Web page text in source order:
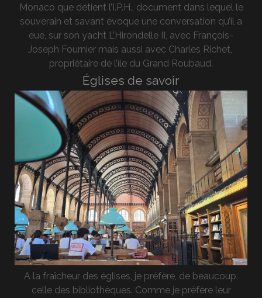
Monaco que détient l’I.P.H., document dans lequel le
souverain et savant évoque une conversation qu’il a
eue, sur son yacht L’Hirondelle II, avec François-
Joseph Fournier mais aussi avec Charles Richet,
propriétaire de l’île du Grand Roubaud.
Églises de savoir
A la fraîcheur des églises, je préfère, de beaucoup,
celle des bibliothèques. Comme je préfère leur